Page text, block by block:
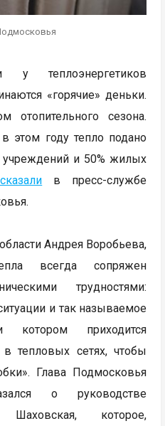
теплоэнергетиков
«горячие» деньки.
отопительного сезона.
этом году тепло подано
и 50% жилых
в пресс-службе
Андрея Воробьева,
всегда сопряжен
трудностями:
и так называемое
котором приходится
тепловых сетях, чтобы
Глава Подмосковья
о руководстве
Шаховская, которое,